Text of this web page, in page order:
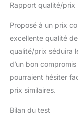
Rapport qualité/prix
Proposé à un prix
excellente qualité
qualité/prix séduira
d’un bon
pourraient hésiter
prix similaires.
Bilan du test